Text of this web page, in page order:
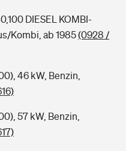
DIESEL KOMBI-
Kombi, ab 1985(0928 /
46 kW, Benzin,
57 kW, Benzin,